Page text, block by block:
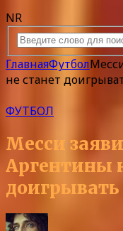
NR
ГлавнаяФутбол
не станет
ФУТБОЛ
Месси
Аргентины